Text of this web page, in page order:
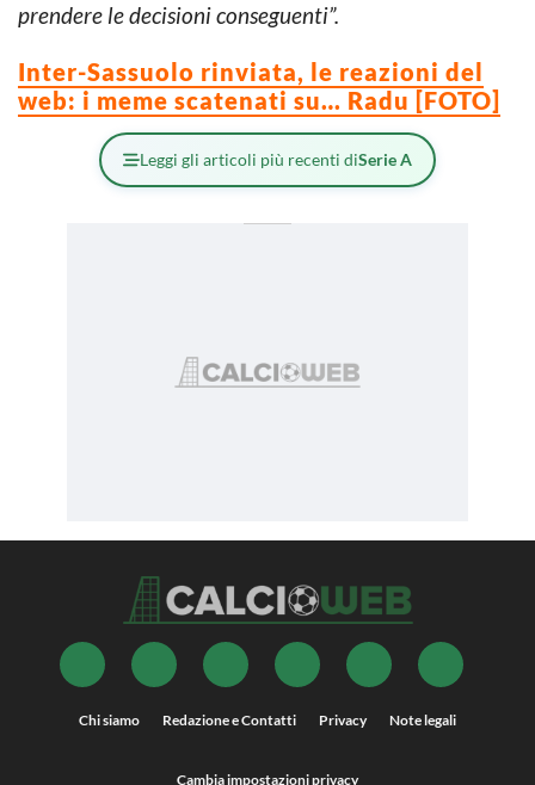
prendere le decisioni conseguenti”.
Inter-Sassuolo rinviata, le reazioni del
web: i meme scatenati su… Radu [FOTO]
Leggi gli articoli più recenti diSerie A
Chi siamo Redazione e Contatti Privacy Note legali
Cambia impostazioni privacy